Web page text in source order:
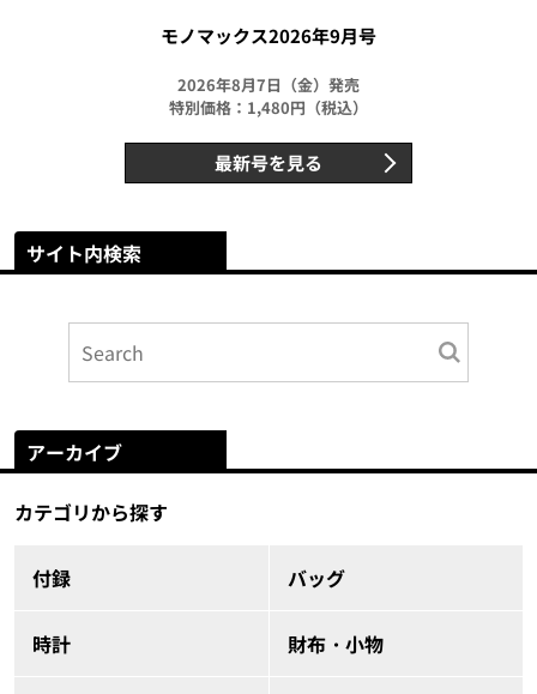
モノマックス2026年9月号
2026年8月7日（金）発売
特別価格：1,480円（税込）
最新号を見る
サイト内検索
アーカイブ
カテゴリから探す
付録 バッグ
時計 財布・小物